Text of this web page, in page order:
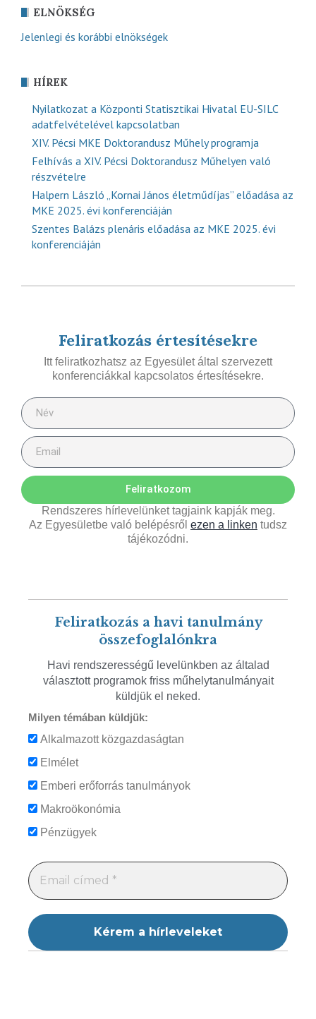
ELNÖKSÉG
Jelenlegi és korábbi elnökségek
HÍREK
Nyilatkozat a Központi Statisztikai Hivatal EU-SILC
adatfelvételével kapcsolatban
XIV. Pécsi MKE Doktorandusz Műhely programja
Felhívás a XIV. Pécsi Doktorandusz Műhelyen való
részvételre
Halpern László „Kornai János életműdíjas” előadása az
MKE 2025. évi konferenciáján
Szentes Balázs plenáris előadása az MKE 2025. évi
konferenciáján
Feliratkozás értesítésekre
Itt feliratkozhatsz az Egyesület által szervezett
konferenciákkal kapcsolatos értesítésekre.
Feliratkozom
Rendszeres hírlevelünket tagjaink kapják meg.
Az Egyesületbe való belépésről ezen a linken tudsz
tájékozódni.
Feliratkozás a havi tanulmány
összefoglalónkra
Havi rendszerességű levelünkben az általad
választott programok friss műhelytanulmányait
küldjük el neked.
Milyen témában küldjük:
Alkalmazott közgazdaságtan
Elmélet
Emberi erőforrás tanulmányok
Makroökonómia
Pénzügyek